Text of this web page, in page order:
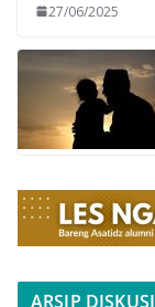
27/06/2025
ARSIP DISKUSI